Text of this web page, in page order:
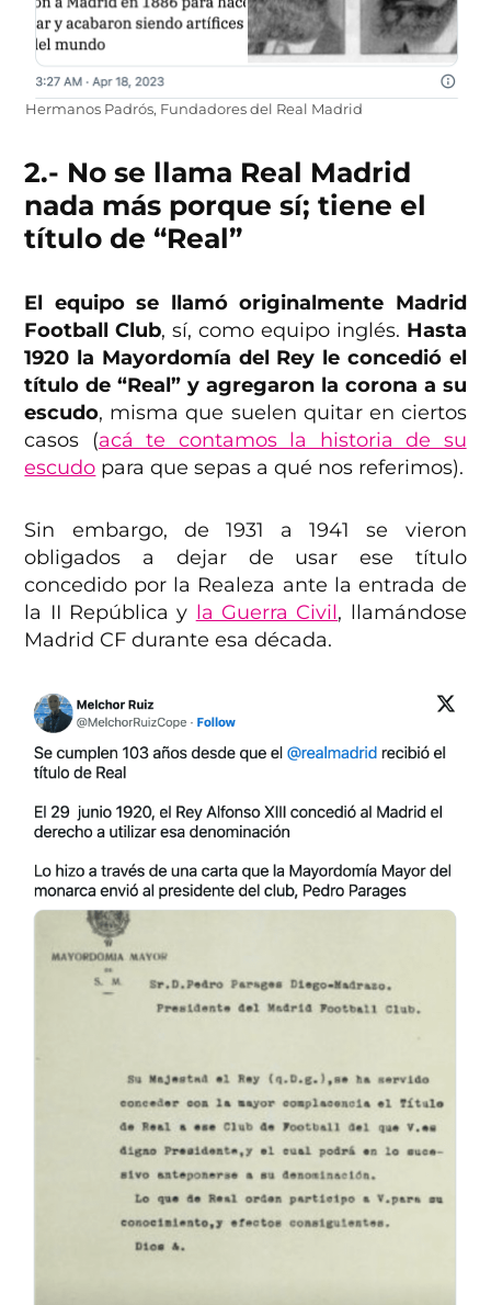
Hermanos Padrós, Fundadores del Real Madrid
2.- No se llama Real Madrid
nada más porque sí; tiene el
título de “Real”
El equipo se llamó originalmente Madrid
Football Club, sí, como equipo inglés. Hasta
1920 la Mayordomía del Rey le concedió el
título de “Real” y agregaron la corona a su
escudo, misma que suelen quitar en ciertos
casos (acá te contamos la historia de su
escudo para que sepas a qué nos referimos).
Sin embargo, de 1931 a 1941 se vieron
obligados a dejar de usar ese título
concedido por la Realeza ante la entrada de
la II República y la Guerra Civil, llamándose
Madrid CF durante esa década.